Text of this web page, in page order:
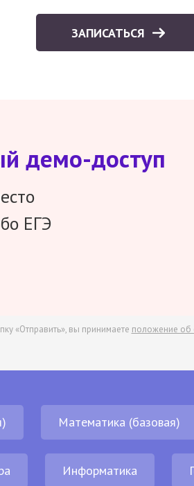
ЗАПИСАТЬСЯ
демо-доступ
ЕГЭ
«Отправить», вы принимаете положение об
Математика (базовая)
Информатика